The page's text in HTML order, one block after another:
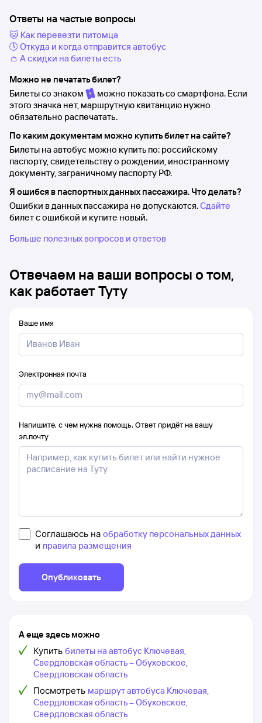
Ответы на частые вопросы
🐱 Как перевезти питомца
🕔 Откуда и когда отправится автобус
👛 А скидки на билеты есть
Можно не печатать билет?
Билеты со знаком
можно показать со смартфона. Если
этого значка нет, маршрутную квитанцию нужно
обязательно распечатать.
По каким документам можно купить билет на сайте?
Билеты на автобус можно купить по: российскому
паспорту, свидетельству о рождении, иностранному
документу, заграничному паспорту РФ.
Я ошибся в паспортных данных пассажира. Что делать?
Ошибки в данных пассажира не допускаются.Сдайте
билет с ошибкой и купите новый.
Больше полезных вопросов и ответов
Отвечаем на ваши вопросы о том,
как работает Туту
Ваше имя
Электронная почта
Напишите, с чем нужна помощь. Ответ придёт на вашу
эл.почту
Соглашаюсь на обработку персональных данных
и правила размещения
Опубликовать
А еще здесь можно
Купить билеты на автобус Ключевая,
Свердловская область – Обуховское,
Свердловская область
Посмотреть маршрут автобуса Ключевая,
Свердловская область – Обуховское,
Свердловская область